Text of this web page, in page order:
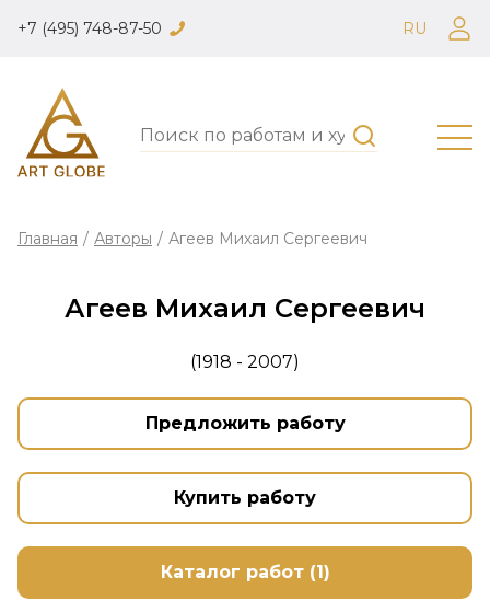
+7 (495) 748-87-50 RU
Главная / Авторы / Агеев Михаил Сергеевич
Агеев Михаил Сергеевич
(1918 - 2007)
Предложить работу
Купить работу
Каталог работ (1)